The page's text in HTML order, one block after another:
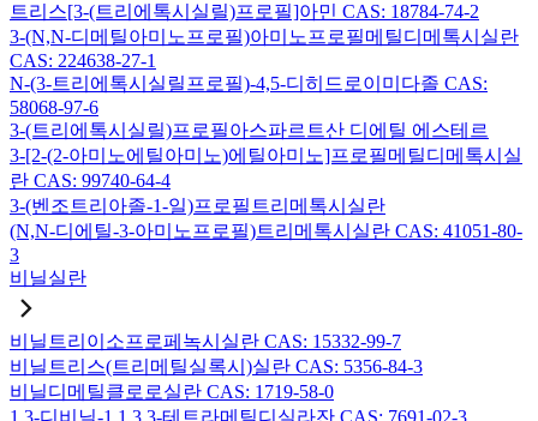
트리스[3-(트리에톡시실릴)프로필]아민 CAS: 18784-74-2
3-(N,N-디메틸아미노프로필)아미노프로필메틸디메톡시실란
CAS: 224638-27-1
N-(3-트리에톡시실릴프로필)-4,5-디히드로이미다졸 CAS:
58068-97-6
3-(트리에톡시실릴)프로필아스파르트산 디에틸 에스테르
3-[2-(2-아미노에틸아미노)에틸아미노]프로필메틸디메톡시실
란 CAS: 99740-64-4
3-(벤조트리아졸-1-일)프로필트리메톡시실란
(N,N-디에틸-3-아미노프로필)트리메톡시실란 CAS: 41051-80-
3
비닐실란
비닐트리이소프로페녹시실란 CAS: 15332-99-7
비닐트리스(트리메틸실록시)실란 CAS: 5356-84-3
비닐디메틸클로로실란 CAS: 1719-58-0
1,3-디비닐-1,1,3,3-테트라메틸디실라잔 CAS: 7691-02-3